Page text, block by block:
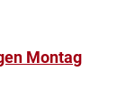
Montag